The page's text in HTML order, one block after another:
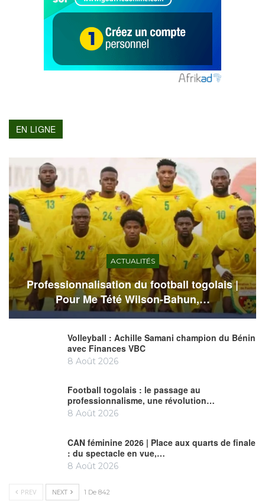
EN LIGNE
ACTUALITÉS
Professionnalisation du football togolais |
Pour Me Tété Wilson-Bahun,…
Volleyball : Achille Samani champion du Bénin
avec Finances VBC
8 Août 2026
Football togolais : le passage au
professionnalisme, une révolution…
8 Août 2026
CAN féminine 2026 | Place aux quarts de finale
: du spectacle en vue,…
8 Août 2026
PREV NEXT 1 De 842